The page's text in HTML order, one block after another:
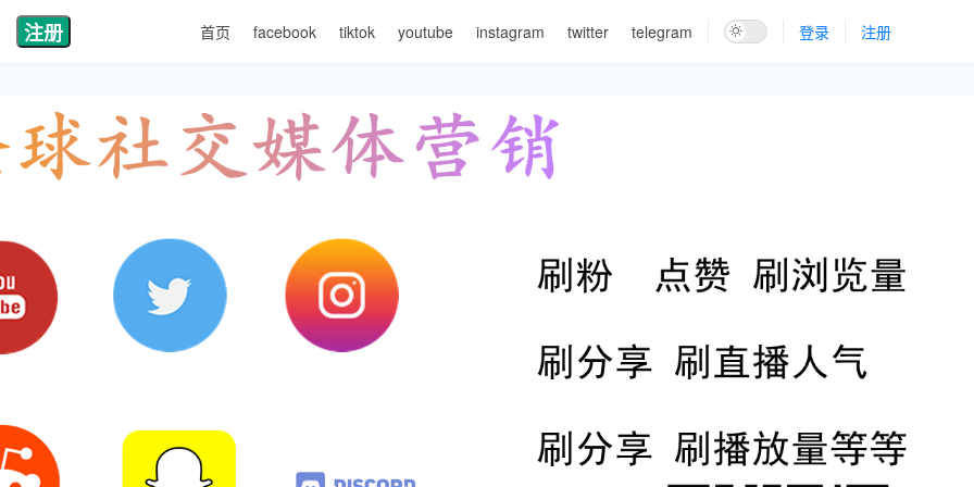
注册 首页 facebook tiktok youtube instagram twitter telegram 登录 注册